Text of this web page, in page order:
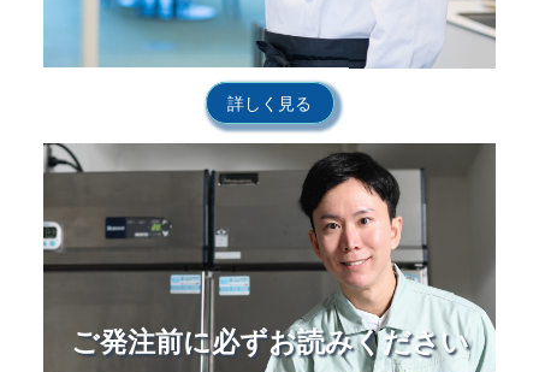
詳しく見る
ご発注前に必ずお読みください